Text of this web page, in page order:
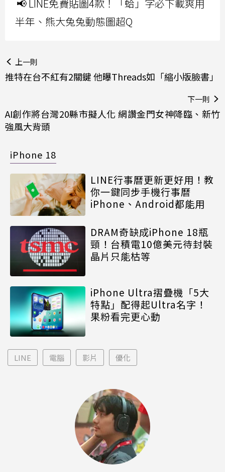
📢 LINE免費貼圖4款！「蛤」字必下載爽用
半年、熊大兔兔動態圖超Q
上一則
推特在台不紅有2關鍵 他曝Threads如「縮小版臉書」
下一則
AI創作將台灣20縣市擬人化 網讚金門女神降臨、新竹
強風大背頭
iPhone 18
LINE行事曆更新更好用！教
你一鍵同步手機行事曆
iPhone、Android都能用
DRAM奇缺成iPhone 18瓶
頸！台積電10億美元待封裝
晶片只能枯等
iPhone Ultra摺疊機「5大
特點」配得起Ultra名字！
果粉看完更心動
LINE 電腦 影片 優化